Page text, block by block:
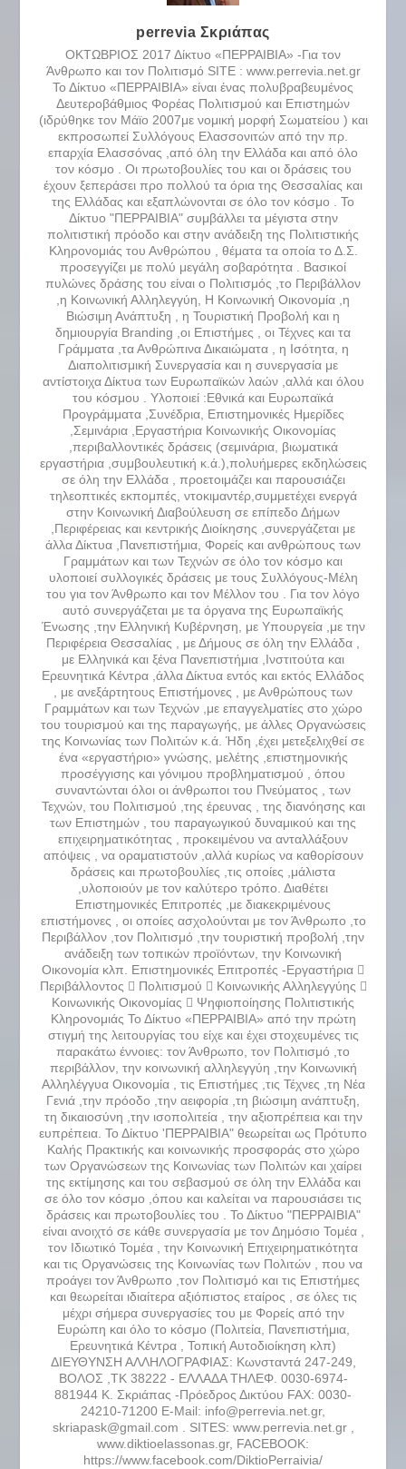
perrevia Σκριάπας
ΟΚΤΩΒΡΙΟΣ 2017 Δίκτυο «ΠΕΡΡΑΙΒΙΑ» -Για τον
Άνθρωπο και τον Πολιτισμό SITE : www.perrevia.net.gr
Το Δίκτυο «ΠΕΡΡΑΙΒΙΑ» είναι ένας πολυβραβευμένος
Δευτεροβάθμιος Φορέας Πολιτισμού και Επιστημών
(ιδρύθηκε τον Μάϊο 2007με νομική μορφή Σωματείου ) και
εκπροσωπεί Συλλόγους Ελασσονιτών από την πρ.
επαρχία Ελασσόνας ,από όλη την Ελλάδα και από όλο
τον κόσμο . Οι πρωτοβουλίες του και οι δράσεις του
έχουν ξεπεράσει προ πολλού τα όρια της Θεσσαλίας και
της Ελλάδας και εξαπλώνονται σε όλο τον κόσμο . Το
Δίκτυο "ΠΕΡΡΑΙΒΙΑ" συμβάλλει τα μέγιστα στην
πολιτιστική πρόοδο και στην ανάδειξη της Πολιτιστικής
Κληρονομιάς του Ανθρώπου , θέματα τα οποία το Δ.Σ.
προσεγγίζει με πολύ μεγάλη σοβαρότητα . Βασικοί
πυλώνες δράσης του είναι ο Πολιτισμός ,το Περιβάλλον
,η Κοινωνική Αλληλεγγύη, Η Κοινωνική Οικονομία ,η
Βιώσιμη Ανάπτυξη , η Τουριστική Προβολή και η
δημιουργία Branding ,οι Επιστήμες , οι Τέχνες και τα
Γράμματα ,τα Ανθρώπινα Δικαιώματα , η Ισότητα, η
Διαπολιτισμική Συνεργασία και η συνεργασία με
αντίστοιχα Δίκτυα των Ευρωπαϊκών λαών ,αλλά και όλου
του κόσμου . Υλοποιεί :Εθνικά και Ευρωπαϊκά
Προγράμματα ,Συνέδρια, Επιστημονικές Ημερίδες
,Σεμινάρια ,Εργαστήρια Κοινωνικής Οικονομίας
,περιβαλλοντικές δράσεις (σεμινάρια, βιωματικά
εργαστήρια ,συμβουλευτική κ.ά.),πολυήμερες εκδηλώσεις
σε όλη την Ελλάδα , προετοιμάζει και παρουσιάζει
τηλεοπτικές εκπομπές, ντοκιμαντέρ,συμμετέχει ενεργά
στην Κοινωνική Διαβούλευση σε επίπεδο Δήμων
,Περιφέρειας και κεντρικής Διοίκησης ,συνεργάζεται με
άλλα Δίκτυα ,Πανεπιστήμια, Φορείς και ανθρώπους των
Γραμμάτων και των Τεχνών σε όλο τον κόσμο και
υλοποιεί συλλογικές δράσεις με τους Συλλόγους-Μέλη
του για τον Άνθρωπο και τον Μέλλον του . Για τον λόγο
αυτό συνεργάζεται με τα όργανα της Ευρωπαϊκής
Ένωσης ,την Ελληνική Κυβέρνηση, με Υπουργεία ,με την
Περιφέρεια Θεσσαλίας , με Δήμους σε όλη την Ελλάδα ,
με Ελληνικά και ξένα Πανεπιστήμια ,Ινστιτούτα και
Ερευνητικά Κέντρα ,άλλα Δίκτυα εντός και εκτός Ελλάδος
, με ανεξάρτητους Επιστήμονες , με Ανθρώπους των
Γραμμάτων και των Τεχνών ,με επαγγελματίες στο χώρο
του τουρισμού και της παραγωγής, με άλλες Οργανώσεις
της Κοινωνίας των Πολιτών κ.ά. Ήδη ,έχει μετεξελιχθεί σε
ένα «εργαστήριο» γνώσης, μελέτης ,επιστημονικής
προσέγγισης και γόνιμου προβληματισμού , όπου
συναντώνται όλοι οι άνθρωποι του Πνεύματος , των
Τεχνών, του Πολιτισμού ,της έρευνας , της διανόησης και
των Επιστημών , του παραγωγικού δυναμικού και της
επιχειρηματικότητας , προκειμένου να ανταλλάξουν
απόψεις , να οραματιστούν ,αλλά κυρίως να καθορίσουν
δράσεις και πρωτοβουλίες ,τις οποίες ,μάλιστα
,υλοποιούν με τον καλύτερο τρόπο. Διαθέτει
Επιστημονικές Επιτροπές ,με διακεκριμένους
επιστήμονες , οι οποίες ασχολούνται με τον Άνθρωπο ,το
Περιβάλλον ,τον Πολιτισμό ,την τουριστική προβολή ,την
ανάδειξη των τοπικών προϊόντων, την Κοινωνική
Οικονομία κλπ. Επιστημονικές Επιτροπές -Εργαστήρια 
Περιβάλλοντος  Πολιτισμού  Κοινωνικής Αλληλεγγύης 
Κοινωνικής Οικονομίας  Ψηφιοποίησης Πολιτιστικής
Κληρονομιάς Το Δίκτυο «ΠΕΡΡΑΙΒΙΑ» από την πρώτη
στιγμή της λειτουργίας του είχε και έχει στοχευμένες τις
παρακάτω έννοιες: τον Άνθρωπο, τον Πολιτισμό ,το
περιβάλλον, την κοινωνική αλληλεγγύη ,την Κοινωνική
Αλληλέγγυα Οικονομία , τις Επιστήμες ,τις Τέχνες ,τη Νέα
Γενιά ,την πρόοδο ,την αειφορία ,τη βιώσιμη ανάπτυξη,
τη δικαιοσύνη ,την ισοπολιτεία , την αξιοπρέπεια και την
ευπρέπεια. Το Δίκτυο 'ΠΕΡΡΑΙΒΙΑ" θεωρείται ως Πρότυπο
Καλής Πρακτικής και κοινωνικής προσφοράς στο χώρο
των Οργανώσεων της Κοινωνίας των Πολιτών και χαίρει
της εκτίμησης και του σεβασμού σε όλη την Ελλάδα και
σε όλο τον κόσμο ,όπου και καλείται να παρουσιάσει τις
δράσεις και πρωτοβουλίες του . Το Δίκτυο "ΠΕΡΡΑΙΒΙΑ"
είναι ανοιχτό σε κάθε συνεργασία με τον Δημόσιο Τομέα ,
τον Ιδιωτικό Τομέα , την Κοινωνική Επιχειρηματικότητα
και τις Οργανώσεις της Κοινωνίας των Πολιτών , που να
προάγει τον Άνθρωπο ,τον Πολιτισμό και τις Επιστήμες
και θεωρείται ιδιαίτερα αξιόπιστος εταίρος , σε όλες τις
μέχρι σήμερα συνεργασίες του με Φορείς από την
Ευρώπη και όλο το κόσμο (Πολιτεία, Πανεπιστήμια,
Ερευνητικά Κέντρα , Τοπική Αυτοδιοίκηση κλπ)
ΔΙΕΥΘΥΝΣΗ ΑΛΛΗΛΟΓΡΑΦΙΑΣ: Κωνσταντά 247-249,
ΒΟΛΟΣ ,ΤΚ 38222 - ΕΛΛΑΔΑ ΤΗΛΕΦ. 0030-6974-
881944 Κ. Σκριάπας -Πρόεδρος Δικτύου FAX: 0030-
24210-71200 E-Mail: info@perrevia.net.gr,
skriapask@gmail.com . SITES: www.perrevia.net.gr ,
www.diktioelassonas.gr, FACEBOOK:
https://www.facebook.com/DiktioPerraivia/